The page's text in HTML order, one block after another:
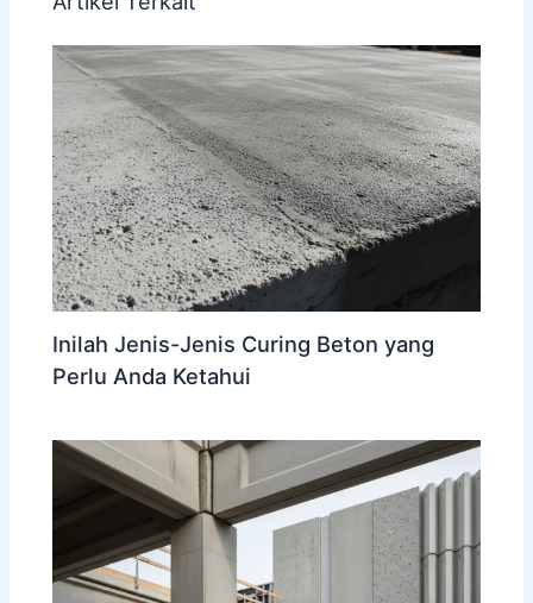
Inilah Jenis-Jenis Curing Beton yang
Perlu Anda Ketahui